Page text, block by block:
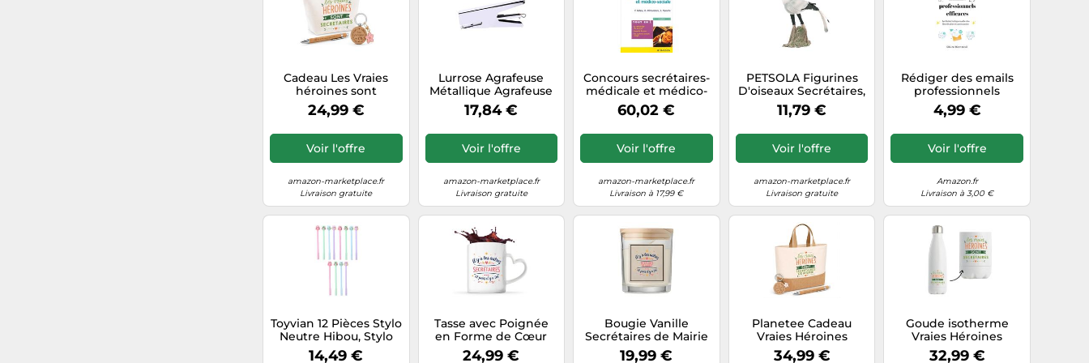
Cadeau Les Vraies
héroines sont
Secrétaires | Coffret
Trousse, Stylo & Porte-
Femme
24,99 €
Voir l'offre
amazon-marketplace.fr
Livraison gratuite
Lurrose Agrafeuse
Métallique Agrafeuse
Portable en Métal
Argenté, 180°
Transporter, pour
École et Bureau, pour
et Secrétaires
17,84 €
Voir l'offre
amazon-marketplace.fr
Livraison gratuite
Concours secrétaires-
médicale et médico-
sociale
60,02 €
Voir l'offre
amazon-marketplace.fr
Livraison à 17,99 €
PETSOLA Figurines
D'oiseaux Secrétaires,
Statues Miniatures,
Sculptures Animales
11,79 €
Voir l'offre
amazon-marketplace.fr
Livraison gratuite
Rédiger des emails
professionnels
efficaces: Le guide
indispensable des
secrétaires
4,99 €
Voir l'offre
Amazon.fr
Livraison à 3,00 €
Toyvian 12 Pièces Stylo
Neutre Hibou, Stylo
Encre Gel Hibou de
14,49 €
Tasse avec Poignée
en Forme de Cœur
Secrétaires les autres
24,99 €
Bougie Vanille
Secrétaires de Mairie
les autres et toi
19,99 €
Planetee Cadeau
Vraies Héroines
Secrétaires de Mairie |
34,99 €
Goude isotherme
Vraies Héroines
Secrétaires | Idée
32,99 €